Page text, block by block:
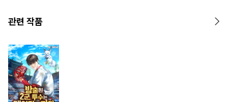
관련 작품